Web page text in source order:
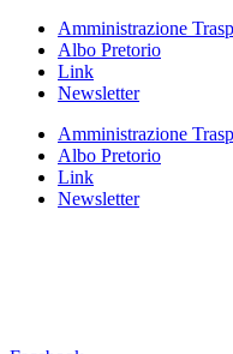
Amministrazione
Albo Pretorio
Link
Newsletter
Amministrazione
Albo Pretorio
Link
Newsletter